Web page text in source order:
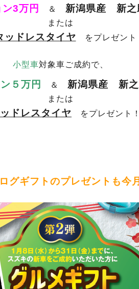
3万円 ＆ 新潟県産 新之
または
ッドレスタイヤ をプレゼント
小型車対象車ご成約で、
５万円 ＆ 新潟県産 新之
または
ドレスタイヤ をプレゼント！
グギフトのプレゼントも今